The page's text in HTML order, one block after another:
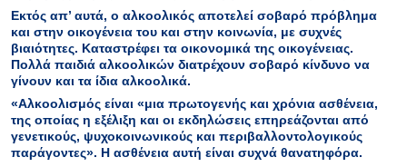
Εκτός απ’ αυτά, ο αλκοολικός αποτελεί σοβαρό πρόβλημα
και στην οικογένεια του και στην κοινωνία, με συχνές
βιαιότητες. Καταστρέφει τα οικονομικά της οικογένειας.
Πολλά παιδιά αλκοολικών διατρέχουν σοβαρό κίνδυνο να
γίνουν και τα ίδια αλκοολικά.
«Αλκοολισμός είναι «μια πρωτογενής και χρόνια ασθένεια,
της οποίας η εξέλιξη και οι εκδηλώσεις επηρεάζονται από
γενετικούς, ψυχοκοινωνικούς και περιβαλλοντολογικούς
παράγοντες». Η ασθένεια αυτή είναι συχνά θανατηφόρα.